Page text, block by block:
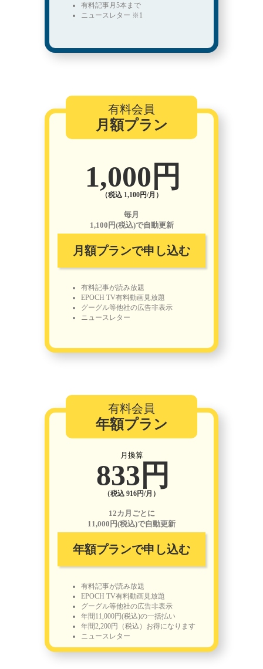
有料記事月5本まで
ニュースレター ※1
有料会員
月額プラン
1,000円
（税込 1,100円/月）
毎月
1,100円(税込)で自動更新
月額プランで申し込む
有料記事が読み放題
EPOCH TV有料動画見放題
グーグル等他社の広告非表示
ニュースレター
有料会員
年額プラン
月換算
833円
（税込 916円/月）
12カ月ごとに
11,000円(税込)で自動更新
年額プランで申し込む
有料記事が読み放題
EPOCH TV有料動画見放題
グーグル等他社の広告非表示
年間11,000円(税込)の一括払い
年間2,200円（税込）お得になります
ニュースレター